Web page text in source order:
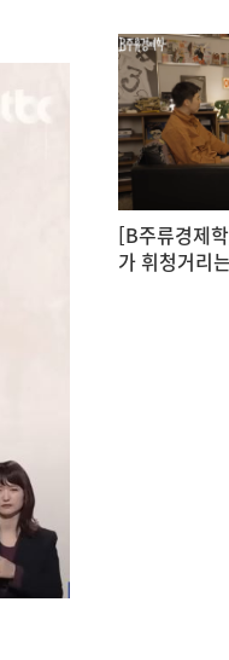
[B주류경제
가 휘청거리